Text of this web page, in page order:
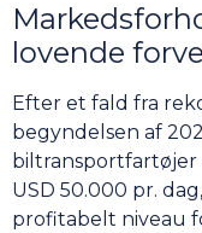
lovende
Efter et fald fra
begyndelsen af
biltransportfartøjer
USD 50.000 pr.
profitabelt niveau